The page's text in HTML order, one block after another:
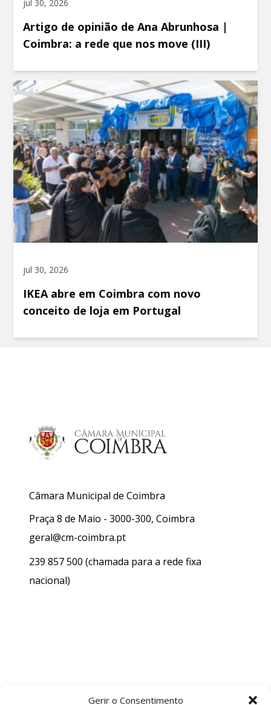
Gerir o Consentimento
jul 30, 2026
Artigo de opinião de Ana Abrunhosa |
Coimbra: a rede que nos move (III)
jul 30, 2026
IKEA abre em Coimbra com novo
conceito de loja em Portugal
Câmara Municipal de Coimbra
Praça 8 de Maio - 3000-300, Coimbra
geral@cm-coimbra.pt
239 857 500 (chamada para a rede fixa
nacional)